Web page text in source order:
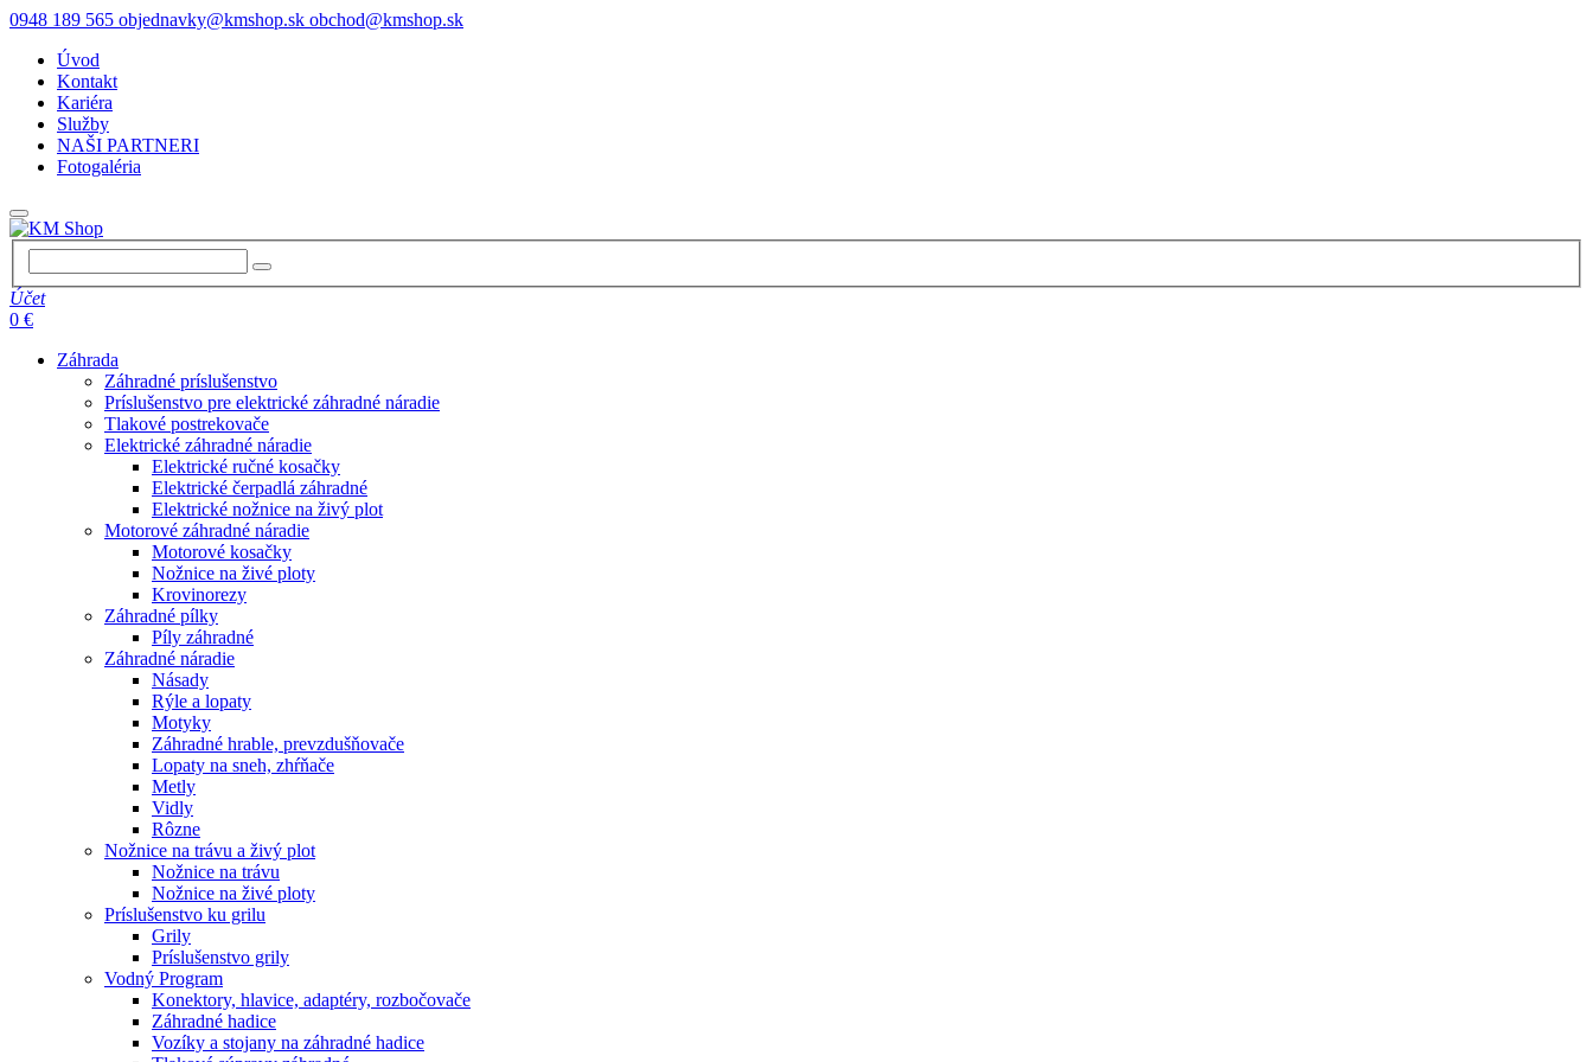
0948 189 565 objednavky@kmshop.sk obchod@kmshop.sk
Úvod
Kontakt
Kariéra
Služby
NAŠI PARTNERI
Fotogaléria
Účet
0 €
Záhrada
Záhradné príslušenstvo
Príslušenstvo pre elektrické záhradné náradie
Tlakové postrekovače
Elektrické záhradné náradie
Elektrické ručné kosačky
Elektrické čerpadlá záhradné
Elektrické nožnice na živý plot
Motorové záhradné náradie
Motorové kosačky
Nožnice na živé ploty
Krovinorezy
Záhradné pílky
Píly záhradné
Záhradné náradie
Násady
Rýle a lopaty
Motyky
Záhradné hrable, prevzdušňovače
Lopaty na sneh, zhŕňače
Metly
Vidly
Rôzne
Nožnice na trávu a živý plot
Nožnice na trávu
Nožnice na živé ploty
Príslušenstvo ku grilu
Grily
Príslušenstvo grily
Vodný Program
Konektory, hlavice, adaptéry, rozbočovače
Záhradné hadice
Vozíky a stojany na záhradné hadice